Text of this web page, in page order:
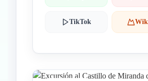
TikTok